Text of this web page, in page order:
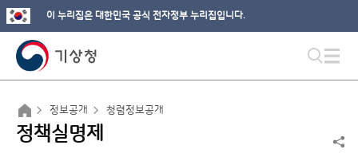
이 누리집은 대한민국 공식 전자정부 누리집입니다.
정보공개 청렴정보공개
정책실명제